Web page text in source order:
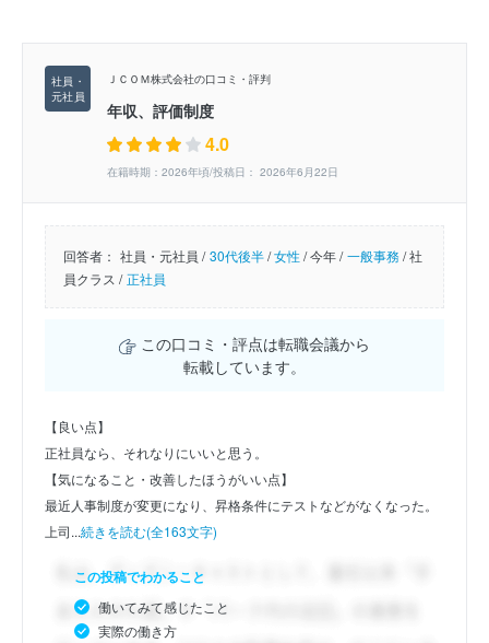
ＪＣＯＭ株式会社の口コミ・評判
年収、評価制度
4.0
在籍時期：2026年頃/投稿日： 2026年6月22日
回答者： 社員・元社員 / 30代後半/女性/今年 / 一般事務/社
員クラス / 正社員
この口コミ・評点は転職会議から
転載しています。
【良い点】
正社員なら、それなりにいいと思う。
【気になること・改善したほうがいい点】
最近人事制度が変更になり、昇格条件にテストなどがなくなった。
上司...続きを読む(全163文字)
この投稿でわかること
働いてみて感じたこと
実際の働き方